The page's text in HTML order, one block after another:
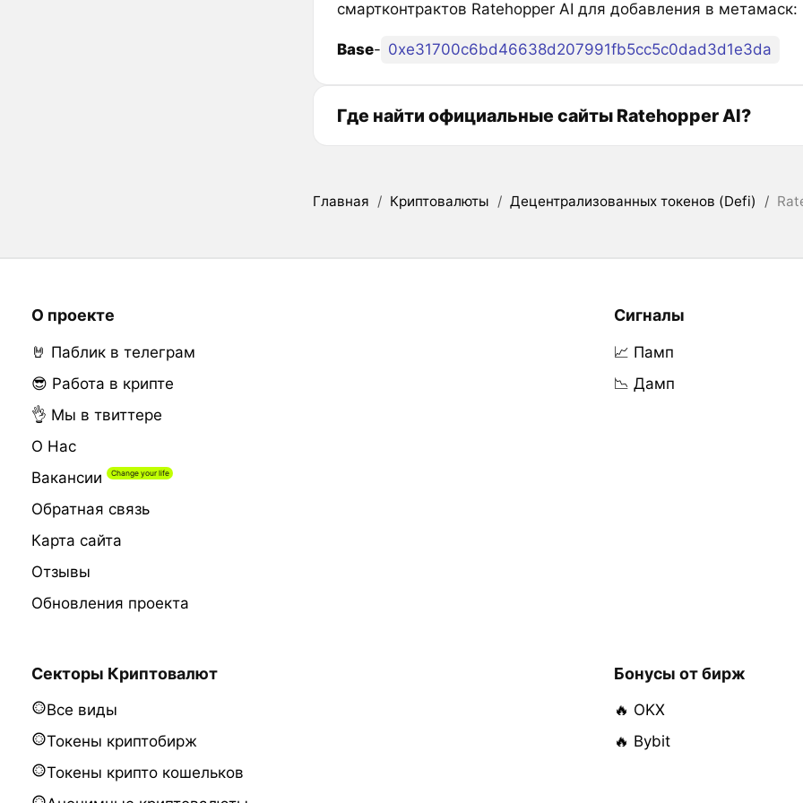
смартконтрактов Ratehopper AI для добавления в метамаск:
Base- 0xe31700c6bd46638d207991fb5cc5c0dad3d1e3da
Где найти официальные сайты Ratehopper AI?
Главная / Криптовалюты / Децентрализованных токенов (Defi) /
О проекте
🤘 Паблик в телеграм
😎 Работа в крипте
👌 Мы в твиттере
О Нас
Вакансии
Обратная связь
Карта сайта
Отзывы
Обновления проекта
Сигналы
📈 Памп
📉 Дамп
Секторы Криптовалют
Все виды
Токены криптобирж
Токены крипто кошельков
Бонусы от бирж
🔥 OKX
🔥 Bybit